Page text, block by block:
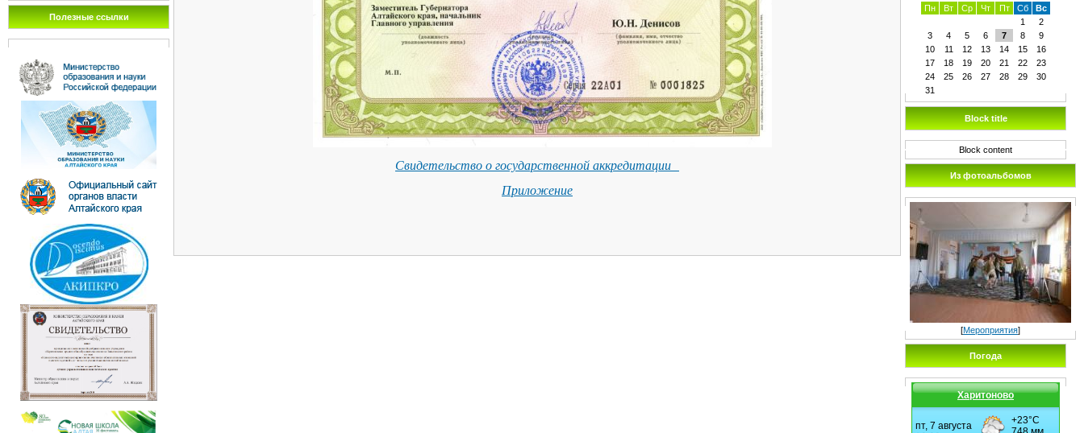
Полезные ссылки
Свидетельство о государственной аккредитации
Приложение
Пн
Вт Ср Чт Пт Сб
Вс
1
2
3
4 5 6 7 8
9
10
11 12 13 14 15
16
17
18 19 20 21 22
23
24
25 26 27 28 29
30
31
Block title
Block content
Из фотоальбомов
[Мероприятия]
Погода
Харитоново